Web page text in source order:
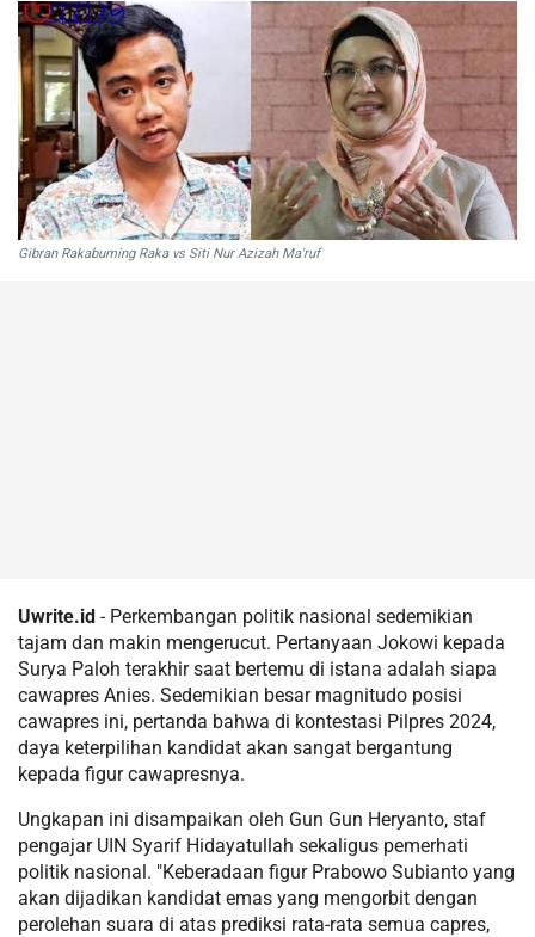
Gibran Rakabuming Raka vs Siti Nur Azizah Ma'ruf
Uwrite.id - Perkembangan politik nasional sedemikian
tajam dan makin mengerucut. Pertanyaan Jokowi kepada
Surya Paloh terakhir saat bertemu di istana adalah siapa
cawapres Anies. Sedemikian besar magnitudo posisi
cawapres ini, pertanda bahwa di kontestasi Pilpres 2024,
daya keterpilihan kandidat akan sangat bergantung
kepada figur cawapresnya.
Ungkapan ini disampaikan oleh Gun Gun Heryanto, staf
pengajar UIN Syarif Hidayatullah sekaligus pemerhati
politik nasional. "Keberadaan figur Prabowo Subianto yang
akan dijadikan kandidat emas yang mengorbit dengan
perolehan suara di atas prediksi rata-rata semua capres,